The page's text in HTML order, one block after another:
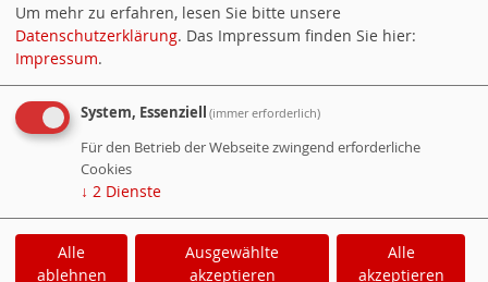
21.09.2026, 19:00 UhrSitzung der SPD
Gemeinderatsfraktion Waldbrunn
21.09.2026, 20:00 UhrNEU:
Mitgliederversammlung der SPD
Waldbrunn-Fahrenbach
Cookie-Manager|Datenschutzerklärung|
Um mehr zu erfahren, lesen Sie bitte unsere
Datenschutzerklärung. Das Impressum finden Sie hier:
Impressum.
System, Essenziell (immer erforderlich)
Für den Betrieb der Webseite zwingend erforderliche
Cookies
↓ 2 Dienste
Alle
ablehnen
Ausgewählte
akzeptieren
Alle
akzeptieren